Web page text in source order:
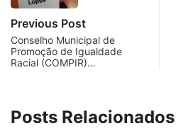
Previous Post
Conselho Municipal de
Promoção de Igualdade
Racial (COMPIR)…
Posts Relacionados